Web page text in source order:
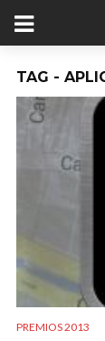
TAG -
PREMIOS 2013